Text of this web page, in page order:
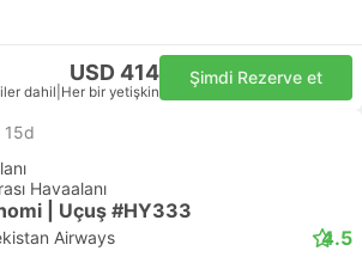
USD 414
dahil Her bir yetişkin
Şimdi Rezerve et
15d
Havaalanı
| Uçuş #HY333
Airways 4.5